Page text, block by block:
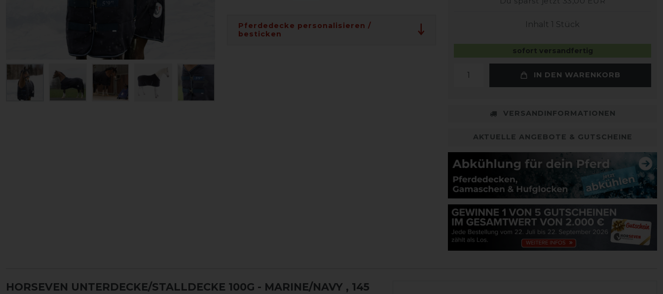
Pferdedecke personalisieren /
besticken
Inhalt 1 Stück
sofort versandfertig
IN DEN WARENKORB
VERSANDINFORMATIONEN
AKTUELLE ANGEBOTE & GUTSCHEINE
HORSEVEN UNTERDECKE/STALLDECKE 100G - MARINE/NAVY , 145